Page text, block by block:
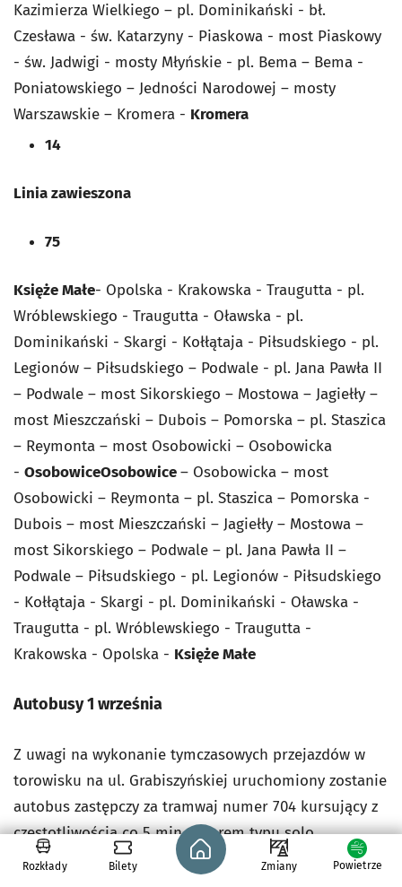
Kazimierza Wielkiego – pl. Dominikański - bł.
Czesława - św. Katarzyny - Piaskowa - most Piaskowy
- św. Jadwigi - mosty Młyńskie - pl. Bema – Bema -
Poniatowskiego – Jedności Narodowej – mosty
Warszawskie – Kromera - Kromera
14
Linia zawieszona
75
Księże Małe- Opolska - Krakowska - Traugutta - pl.
Wróblewskiego - Traugutta - Oławska - pl.
Dominikański - Skargi - Kołłątaja - Piłsudskiego - pl.
Legionów – Piłsudskiego – Podwale - pl. Jana Pawła II
– Podwale – most Sikorskiego – Mostowa – Jagiełły –
most Mieszczański – Dubois – Pomorska – pl. Staszica
– Reymonta – most Osobowicki – Osobowicka
- OsobowiceOsobowice– Osobowicka – most
Osobowicki – Reymonta – pl. Staszica – Pomorska -
Dubois – most Mieszczański – Jagiełły – Mostowa –
most Sikorskiego – Podwale – pl. Jana Pawła II –
Podwale – Piłsudskiego - pl. Legionów - Piłsudskiego
- Kołłątaja - Skargi - pl. Dominikański - Oławska -
Traugutta - pl. Wróblewskiego - Traugutta -
Krakowska - Opolska - Księże Małe
Autobusy 1 września
Z uwagi na wykonanie tymczasowych przejazdów w
torowisku na ul. Grabiszyńskiej uruchomiony zostanie
autobus zastępczy za tramwaj numer 704 kursujący z
częstotliwością co 5 min taborem typu solo.
Rozkłady Bilety
Strona główna - wroclaw.pl
Zmiany Powietrze